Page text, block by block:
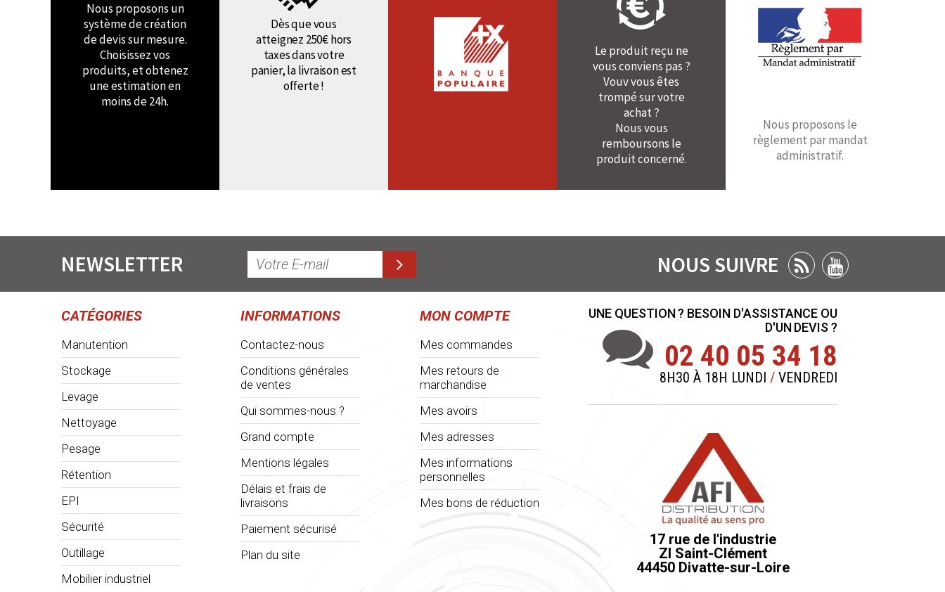
Nous proposons un
système de création
de devis sur mesure.
Choisissez vos
produits, et obtenez
une estimation en
moins de 24h.
Dès que vous
atteignez 250€ hors
taxes dans votre
panier, la livraison est
offerte !
Le produit reçu ne
vous conviens pas ?
Vouv vous êtes
trompé sur votre
achat ?
Nous vous
remboursons le
produit concerné.
Nous proposons le
règlement par mandat
administratif.
NEWSLETTER NOUS SUIVRE
CATÉGORIES
Manutention
Stockage
Levage
Nettoyage
Pesage
Rétention
EPI
Sécurité
Outillage
Mobilier industriel
INFORMATIONS
Contactez-nous
Conditions générales
de ventes
Qui sommes-nous ?
Grand compte
Mentions légales
Délais et frais de
livraisons
Paiement sécurisé
Plan du site
MON COMPTE
Mes commandes
Mes retours de
marchandise
Mes avoirs
Mes adresses
Mes informations
personnelles
Mes bons de réduction
UNE QUESTION ? BESOIN D'ASSISTANCE OU
D'UN DEVIS ?
02 40 05 34 18
8H30 À 18H LUNDI / VENDREDI
17 rue de l'industrie
ZI Saint-Clément
44450 Divatte-sur-Loire